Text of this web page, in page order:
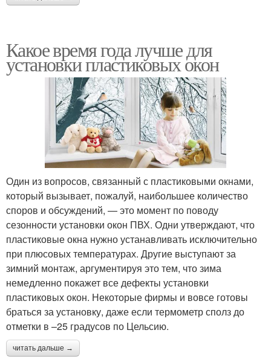
Какое время года лучше для
установки пластиковых окон
Один из вопросов, связанный с пластиковыми окнами,
который вызывает, пожалуй, наибольшее количество
споров и обсуждений, — это момент по поводу
сезонности установки окон ПВХ. Одни утверждают, что
пластиковые окна нужно устанавливать исключительно
при плюсовых температурах. Другие выступают за
зимний монтаж, аргументируя это тем, что зима
немедленно покажет все дефекты установки
пластиковых окон. Некоторые фирмы и вовсе готовы
браться за установку, даже если термометр сполз до
отметки в –25 градусов по Цельсию.
читать дальше →